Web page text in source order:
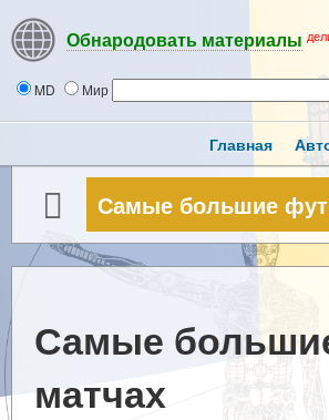
Обнародовать материалы
MD Мир
Главная
Самые большие
Самые
матчах